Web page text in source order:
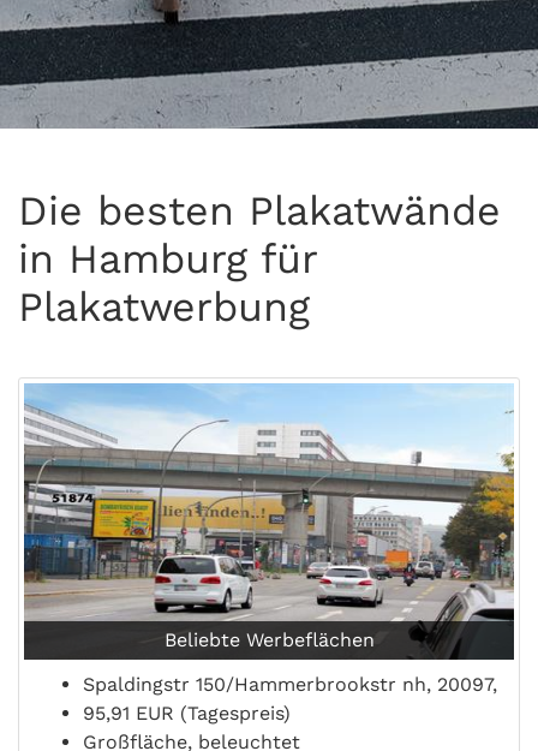
Die besten Plakatwände
in Hamburg für
Plakatwerbung
Beliebte Werbeflächen
Spaldingstr 150/Hammerbrookstr nh, 20097,
95,91 EUR (Tagespreis)
Großfläche, beleuchtet